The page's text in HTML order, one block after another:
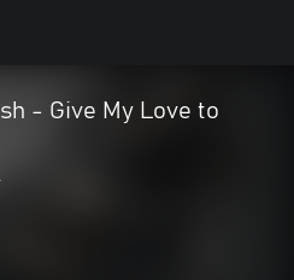
- Give My Love to